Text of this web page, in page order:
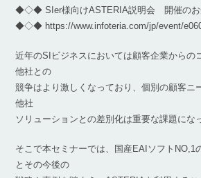
◆◇◆ SIer様向けASTERIA説明会 開催のお
◆◇◆ https://www.infoteria.com/jp/event/
近年のSIビジネスにおいては顧客企業からの
他社との
競争はより激しくなっており、個別の顧客ニ
他社
ソリューションとの差別化は重要な課題にな
そこで本セミナーでは、国産EAIソフトNO,1
とその今後の